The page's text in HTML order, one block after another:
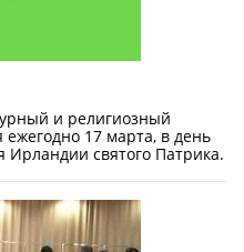
и религиозный
17 марта, в день
Ирландии святого Патрика.